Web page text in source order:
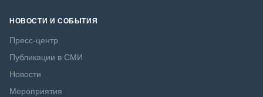
НОВОСТИ И СОБЫТИЯ
Пресс-центр
Публикации в СМИ
Новости
Мероприятия